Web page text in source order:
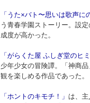
「うた×バト〜思いは歌声に
う青春学園ストーリー。設
成度が高かった。
「がらくた屋 ふしぎ堂のヒミ
少年少女の冒険譚。「神商
観を楽しめる作品であった。
「ホントのキモチ！」 は、